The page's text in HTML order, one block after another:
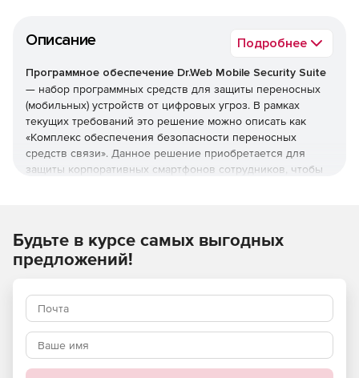
Описание Подробнее
Программное обеспечение Dr.Web Mobile Security Suite
— набор программных средств для защиты переносных
(мобильных) устройств от цифровых угроз. В рамках
текущих требований это решение можно описать как
«Комплекс обеспечения безопасности переносных
средств связи». Данное решение приобретается для
защиты корпоративных смартфонов сотрудников, чтобы
Suite:
распространенный браузер, на любом компьютере
под управлением любой ОС или через Мобильный
Центр управления для iPhone/iPad (iOS) /Android.
Центр управления лицензируется бесплатно.
Будьте в курсе самых выгодных
предложений!